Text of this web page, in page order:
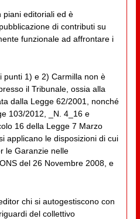
piani editoriali ed è
di contributi su
funzionale ad affrontare i
punti 1) e 2) Carmilla non è
il Tribunale, ossia alla
dalla Legge 62/2001, nonché
103/2012, _N. 4_16 e
16 della Legge 7 Marzo
applicano le disposizioni di cui
le Garanzie nelle
del 26 Novembre 2008, e
chi si autogestiscono con
del collettivo